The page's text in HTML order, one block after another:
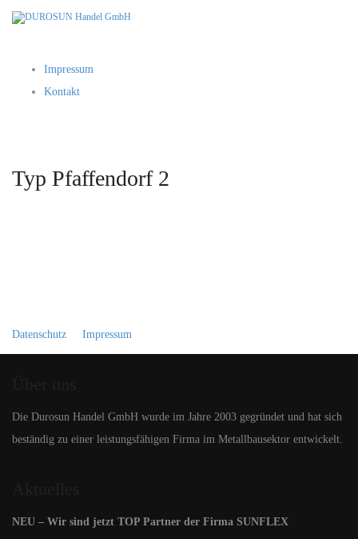
Impressum
Kontakt
Typ Pfaffendorf 2
Datenschutz Impressum
Die Durosun Handel GmbH wurde im Jahre 2003 gegründet und hat sich
beständig zu einer leistungsfähigen Firma im Metallbausektor entwickelt.
NEU – Wir sind jetzt TOP Partner der Firma SUNFLEX